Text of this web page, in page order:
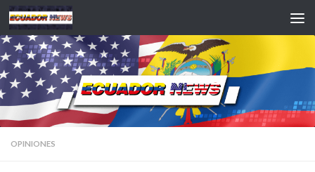
Saltar al contenido
OPINIONES